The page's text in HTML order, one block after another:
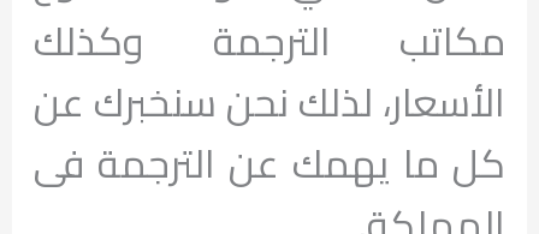
مكاتب الترجمة وكذلك
الأسعار، لذلك نحن سنخبرك عن
كل ما يهمك عن الترجمة فى